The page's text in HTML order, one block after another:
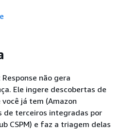
não gera
Ele ingere descobertas de
já tem (Amazon
de terceiros integradas por
CSPM) e faz a triagem delas